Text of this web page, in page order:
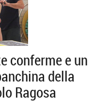
conferme e un
della
Ragosa